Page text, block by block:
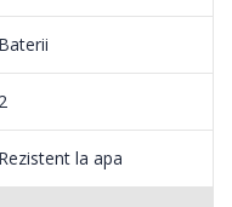
va ca pielea este
hidratante).
cu o presiune relativ
Baterii
2
Rezistent la apa